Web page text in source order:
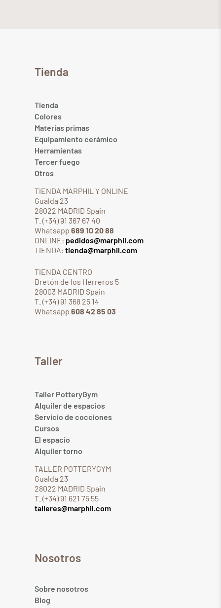
Tienda
Tienda
Colores
Materias primas
Equipamiento cerámico
Herramientas
Tercer fuego
Otros
TIENDA MARPHIL Y ONLINE
Gualda 23
28022 MADRID Spain
T. (+34) 91 367 67 40
Whatsapp 689 10 20 88
ONLINE: pedidos@marphil.com
TIENDA: tienda@marphil.com
TIENDA CENTRO
Bretón de los Herreros 5
28003 MADRID Spain
T. (+34) 91 368 25 14
Whatsapp 608 42 85 03
Taller
Taller PotteryGym
Alquiler de espacios
Servicio de cocciones
Cursos
El espacio
Alquiler torno
TALLER POTTERYGYM
Gualda 23
28022 MADRID Spain
T. (+34) 91 621 75 55
talleres@marphil.com
Nosotros
Sobre nosotros
Blog